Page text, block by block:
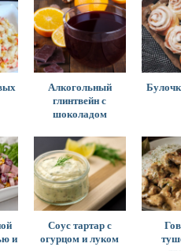
Алкогольный
глинтвейн с
шоколадом
и
Соус тартар с
огурцом и луком